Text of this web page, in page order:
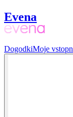
Evena
DogodkiMoje